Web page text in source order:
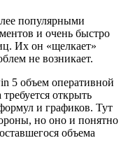
популярными
и очень быстро
Их он «щелкает»
не возникает.
5 объем оперативной
открыть
и графиков. Тут
но оно и понятно
объема